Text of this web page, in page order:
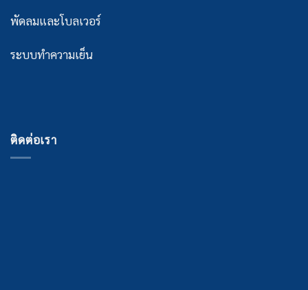
พัดลมและโบลเวอร์
ระบบทำความเย็น
ติดต่อเรา